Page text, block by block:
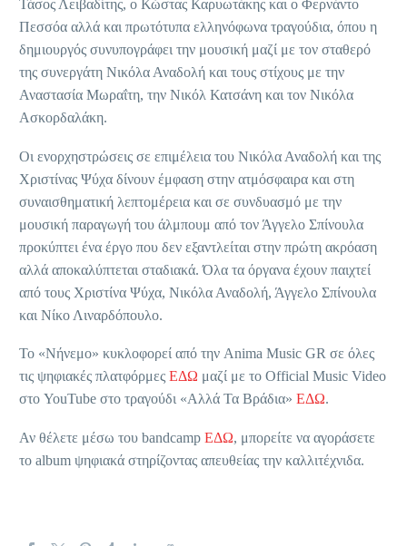
Τάσος Λειβαδίτης, ο Κώστας Καρυωτάκης και ο Φερνάντο
Πεσσόα αλλά και πρωτότυπα ελληνόφωνα τραγούδια, όπου η
δημιουργός συνυπογράφει την μουσική μαζί με τον σταθερό
της συνεργάτη Νικόλα Αναδολή και τους στίχους με την
Αναστασία Μωραΐτη, την Νικόλ Κατσάνη και τον Νικόλα
Ασκορδαλάκη.
Οι ενορχηστρώσεις σε επιμέλεια του Νικόλα Αναδολή και της
Χριστίνας Ψύχα δίνουν έμφαση στην ατμόσφαιρα και στη
συναισθηματική λεπτομέρεια και σε συνδυασμό με την
μουσική παραγωγή του άλμπουμ από τον Άγγελο Σπίνουλα
προκύπτει ένα έργο που δεν εξαντλείται στην πρώτη ακρόαση
αλλά αποκαλύπτεται σταδιακά. Όλα τα όργανα έχουν παιχτεί
από τους Χριστίνα Ψύχα, Νικόλα Αναδολή, Άγγελο Σπίνουλα
και Νίκο Λιναρδόπουλο.
Το «Νήνεμο» κυκλοφορεί από την Anima Music GR σε όλες
τις ψηφιακές πλατφόρμες ΕΔΩ μαζί με το Official Music Video
στο YouTube στο τραγούδι «Αλλά Τα Βράδια» ΕΔΩ.
Αν θέλετε μέσω του bandcamp ΕΔΩ, μπορείτε να αγοράσετε
το album ψηφιακά στηρίζοντας απευθείας την καλλιτέχνιδα.